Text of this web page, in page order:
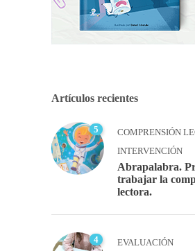
Artículos recientes
5 COMPRENSIÓN
INTERVENCIÓN
Abrapalabra.
trabajar la
lectora.
4 EVALUACIÓN